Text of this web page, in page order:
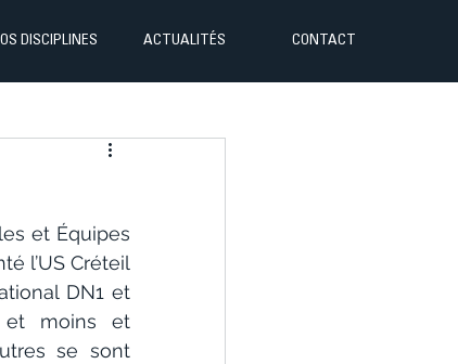
DISCIPLINES ACTUALITÉS CONTACT
et Équipes
l’US Créteil
DN1 et
et moins et
se sont